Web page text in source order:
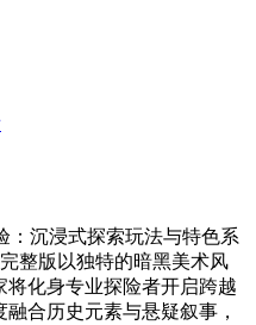
：沉浸式探索玩法与特色系
整版以独特的暗黑美术风
化身专业探险者开启跨越
合历史元素与悬疑叙事，